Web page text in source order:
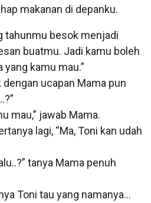
makanan di depanku.
tahunmu besok menjadi
buatmu. Jadi kamu boleh
kamu mau.”
ucapan Mama pun
mau,” jawab Mama.
lagi, “Ma, Toni kan udah
tanya Mama penuh
Toni tau yang namanya…